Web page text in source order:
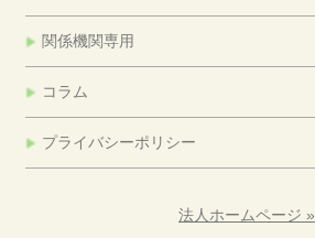
関係機関専用
コラム
プライバシーポリシー
法人ホームページ »